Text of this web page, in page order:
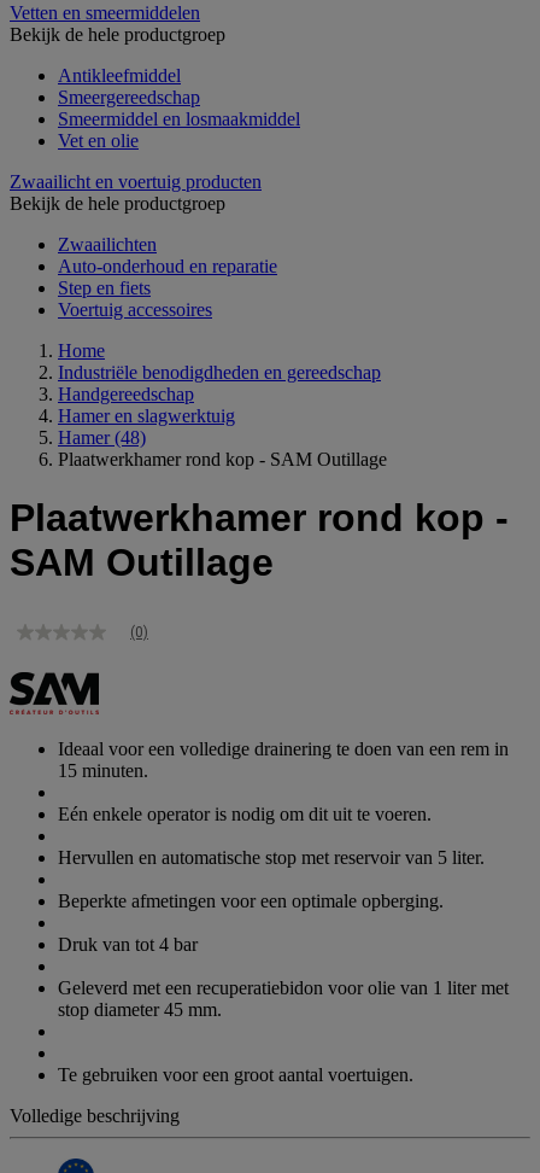
Vetten en smeermiddelen
Bekijk de hele productgroep
Antikleefmiddel
Smeergereedschap
Smeermiddel en losmaakmiddel
Vet en olie
Zwaailicht en voertuig producten
Bekijk de hele productgroep
Zwaailichten
Auto-onderhoud en reparatie
Step en fiets
Voertuig accessoires
Home
Industriële benodigdheden en gereedschap
Handgereedschap
Hamer en slagwerktuig
Hamer (48)
Plaatwerkhamer rond kop - SAM Outillage
Plaatwerkhamer rond kop -
SAM Outillage
Geen
Dezelfde
paginalink.
(0)
Ideaal voor een volledige drainering te doen van een rem in
15 minuten.
Eén enkele operator is nodig om dit uit te voeren.
Hervullen en automatische stop met reservoir van 5 liter.
Beperkte afmetingen voor een optimale opberging.
Druk van tot 4 bar
Geleverd met een recuperatiebidon voor olie van 1 liter met
stop diameter 45 mm.
Te gebruiken voor een groot aantal voertuigen.
Volledige beschrijving